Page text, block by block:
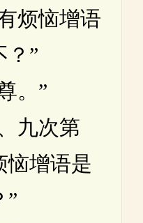
恼增语
？”
。”
九次第
恼增语是
”